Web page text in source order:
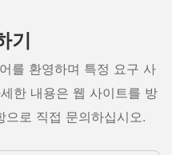
기
를 환영하며 특정 요구 사
한 내용은 웹 사이트를 방
으로 직접 문의하십시오.